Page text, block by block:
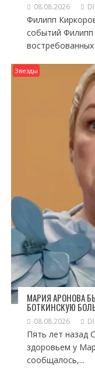
08.08.2026
Филипп
событий
востребованных
Звезды
МАРИЯ АРОНОВА
БОТКИНСКУЮ
08.08.2026
Пять лет назад
здоровьем у
сообщалось,...